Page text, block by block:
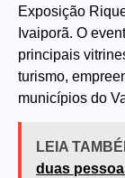
Exposição
Ivaiporã. O
principais
turismo,
municípios do
LEIA
duas